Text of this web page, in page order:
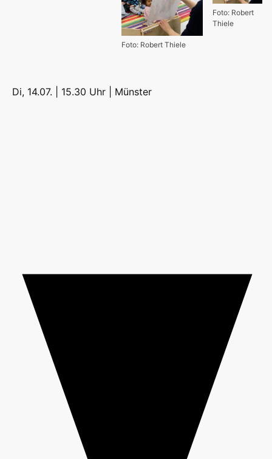
Foto: Robert
Thiele
Foto: Robert Thiele
Di, 14.07. | 15.30 Uhr | Münster